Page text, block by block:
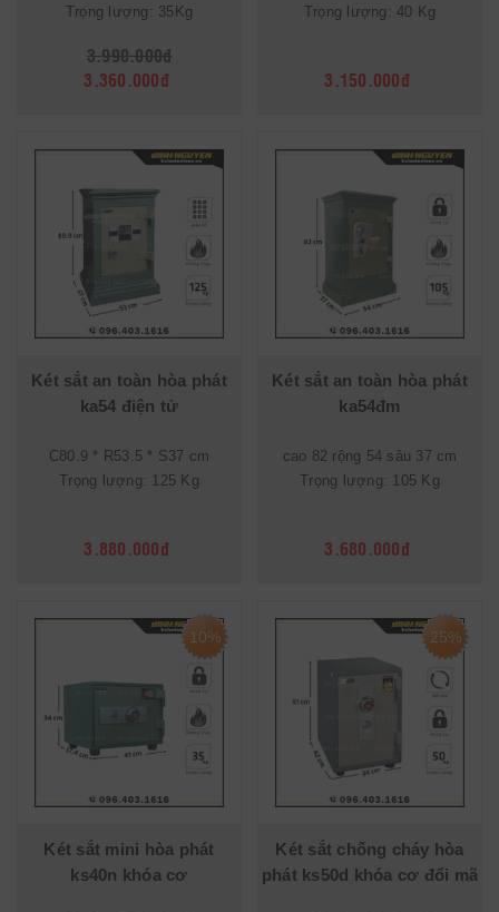
Trọng lượng: 35Kg
3.990.000đ
3.360.000đ
Trọng lượng: 40 Kg
3.150.000đ
Két sắt an toàn hòa phát
ka54 điện tử
C80.9 * R53.5 * S37 cm
Trọng lượng: 125 Kg
3.880.000đ
Két sắt an toàn hòa phát
ka54đm
cao 82 rộng 54 sâu 37 cm
Trọng lượng: 105 Kg
3.680.000đ
10%
Két sắt mini hòa phát
ks40n khóa cơ
25%
Két sắt chống cháy hòa
phát ks50d khóa cơ đổi mã